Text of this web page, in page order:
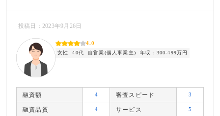
投稿日：2023年9月26日
4.0
女性 40代 自営業(個人事業主) 年収：300-499万円
融資額 4 審査スピード 3
融資品質 4 サービス 5